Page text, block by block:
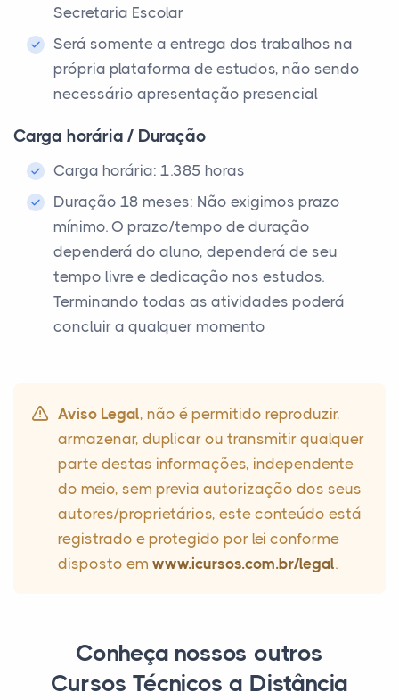
Secretaria Escolar
Será somente a entrega dos trabalhos na
própria plataforma de estudos, não sendo
necessário apresentação presencial
Carga horária / Duração
Carga horária: 1.385 horas
Duração 18 meses: Não exigimos prazo
mínimo. O prazo/tempo de duração
dependerá do aluno, dependerá de seu
tempo livre e dedicação nos estudos.
Terminando todas as atividades poderá
concluir a qualquer momento
Aviso Legal, não é permitido reproduzir,
armazenar, duplicar ou transmitir qualquer
parte destas informações, independente
do meio, sem previa autorização dos seus
autores/proprietários, este conteúdo está
registrado e protegido por lei conforme
disposto em www.icursos.com.br/legal.
Conheça nossos outros
Cursos Técnicos a Distância